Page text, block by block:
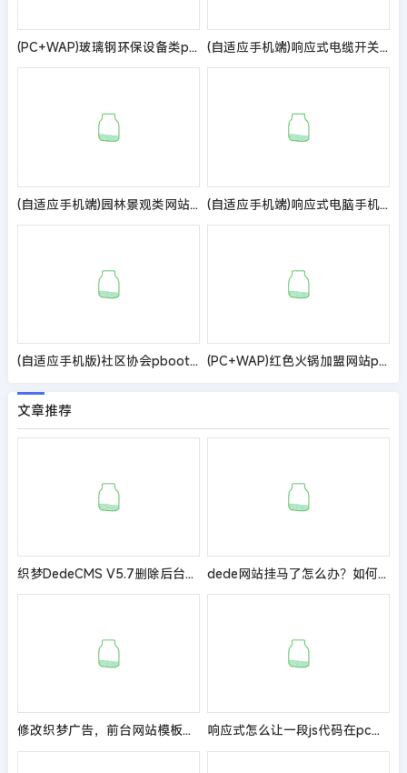
(PC+WAP)玻璃钢环保设备类pbootcms网站模板 不锈钢钢材网站源码 (自适应手机端)响应式电缆开关电力设备网站模板
(自适应手机端)园林景观类网站pbootcms模板 园林建筑设计网站源码 (自适应手机端)响应式电脑手机维修类pbootcms网站模板
(自适应手机版)社区协会pbootcms网站模板 老年协会网站源码 (PC+WAP)红色火锅加盟网站pbootcms模板 餐饮美食网站源码
文章推荐
织梦DedeCMS V5.7删除后台登陆界面广告位的方法 dede网站挂马了怎么办？如何彻底清除木马 高级教程
修改织梦广告，前台网站模板不更新或者不显示的解决办法 响应式怎么让一段js代码在pc端加载在手机上不加载